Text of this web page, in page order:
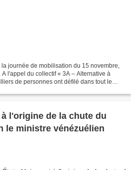
journée de mobilisation du 15 novembre,
l'appel du collectif « 3A – Alternative à
de personnes ont défilé dans tout le
l'origine de la chute du
le ministre vénézuélien